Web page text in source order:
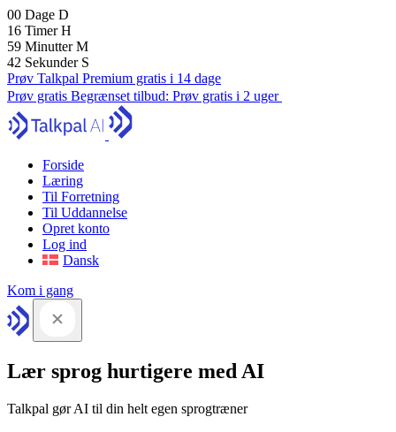
00 Dage D
16 TimerH
59 MinutterM
41 Sekunder S
Prøv Talkpal Premium gratis i 14 dage
Prøv gratis Begrænset tilbud: Prøv gratis i 2 uger
Forside
Læring
Til Forretning
Til Uddannelse
Opret konto
Log ind
Dansk
Kom i gang
Lær sprog hurtigere med AI
Talkpal gør AI til din helt egen sprogtræner